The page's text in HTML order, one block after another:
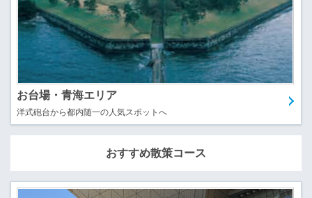
お台場・青海エリア
洋式砲台から都内随一の人気スポットへ
おすすめ散策コース